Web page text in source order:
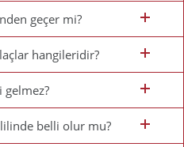
geçer mi?
hangileridir?
gelmez?
belli olur mu?